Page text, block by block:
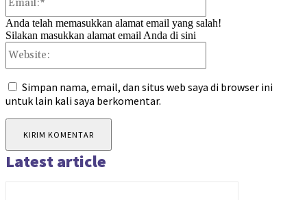
Anda telah memasukkan alamat email yang salah!
Silakan masukkan alamat email Anda di sini
Simpan nama, email, dan situs web saya di browser ini
untuk lain kali saya berkomentar.
Latest article